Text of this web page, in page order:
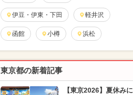
伊豆・伊東・下田 軽井沢
函館 小樽 浜松
東京都の新着記事
【東京2026】夏休みに